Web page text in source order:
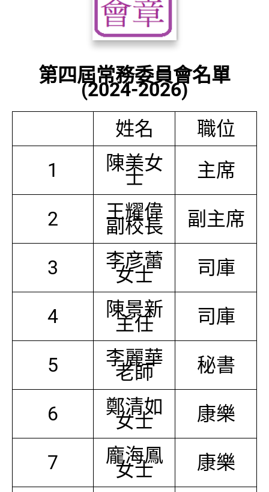
第四屆常務委員會名單
(2024-2026)
姓名
職位
1
陳美女
士 主席
2 王耀偉
副校長 副主席
3 李彦蕾
女士 司庫
4 陳景新
主任 司庫
5 李麗華
老師 秘書
6 鄭清如
女士 康樂
7 龐海鳳
女士 康樂